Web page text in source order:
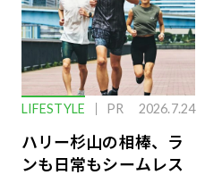
LIFESTYLE PR 2026.7.24
ハリー杉山の相棒、ラ
ンも日常もシームレス